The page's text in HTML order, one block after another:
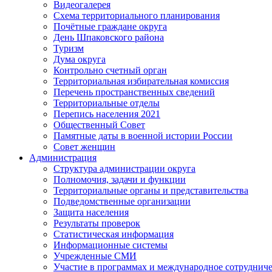
Видеогалерея
Схема территориального планирования
Почётные граждане округа
День Шпаковского района
Туризм
Дума округа
Контрольно счетный орган
Территориальная избирательная комиссия
Перечень пространственных сведений
Территориальные отделы
Перепись населения 2021
Общественный Совет
Памятные даты в военной истории России
Совет женщин
Администрация
Структура администрации округа
Полномочия, задачи и функции
Территориальные органы и представительства
Подведомственные организации
Защита населения
Результаты проверок
Статистическая информация
Информационные системы
Учрежденные СМИ
Участие в программах и международное